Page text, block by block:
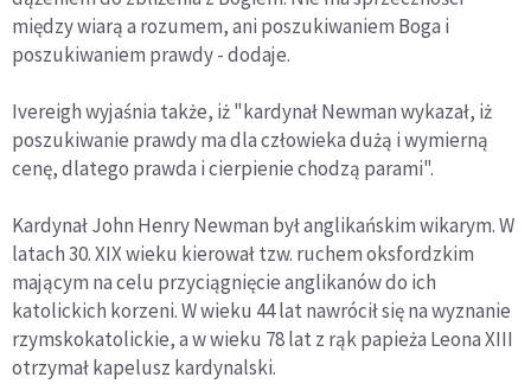
między wiarą a rozumem, ani poszukiwaniem Boga i
poszukiwaniem prawdy - dodaje.
Ivereigh wyjaśnia także, iż "kardynał Newman wykazał, iż
poszukiwanie prawdy ma dla człowieka dużą i wymierną
cenę, dlatego prawda i cierpienie chodzą parami".
Kardynał John Henry Newman był anglikańskim wikarym. W
latach 30. XIX wieku kierował tzw. ruchem oksfordzkim
mającym na celu przyciągnięcie anglikanów do ich
katolickich korzeni. W wieku 44 lat nawrócił się na wyznanie
rzymskokatolickie, a w wieku 78 lat z rąk papieża Leona XIII
otrzymał kapelusz kardynalski.